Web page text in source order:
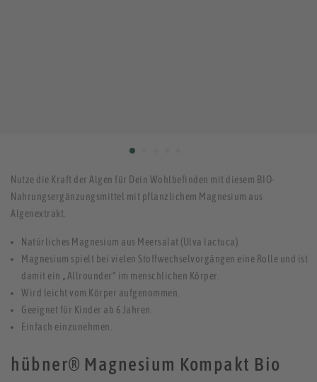
Nutze die Kraft der Algen für Dein Wohlbefinden mit diesem BIO-
Nahrungsergänzungsmittel mit pflanzlichem Magnesium aus
Algenextrakt.
Natürliches Magnesium aus Meersalat (Ulva lactuca).
Magnesium spielt bei vielen Stoffwechselvorgängen eine Rolle und ist
damit ein „Allrounder“ im menschlichen Körper.
Wird leicht vom Körper aufgenommen.
Geeignet für Kinder ab 6 Jahren.
Einfach einzunehmen.
hübner® Magnesium Kompakt Bio